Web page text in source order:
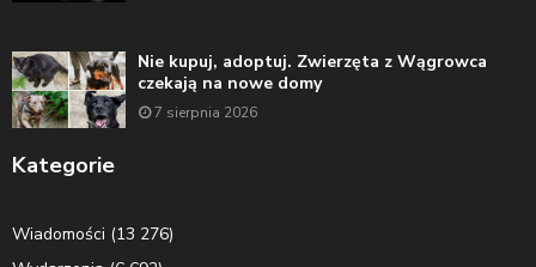
Nie kupuj, adoptuj. Zwierzęta z Wągrowca
czekają na nowe domy
7 sierpnia 2026
Kategorie
Wiadomości (13 276)